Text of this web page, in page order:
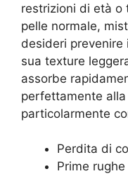
restrizioni di età o
pelle normale,
desideri prevenire
sua texture
assorbe
perfettamente
particolarmente
Perdita di
Prime